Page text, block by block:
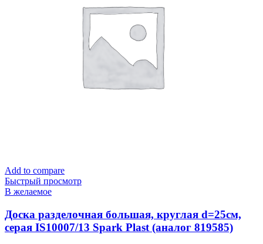
Add to compare
Быстрый просмотр
В желаемое
Доска разделочная большая, круглая d=25см,
серая IS10007/13 Spark Plast (аналог 819585)